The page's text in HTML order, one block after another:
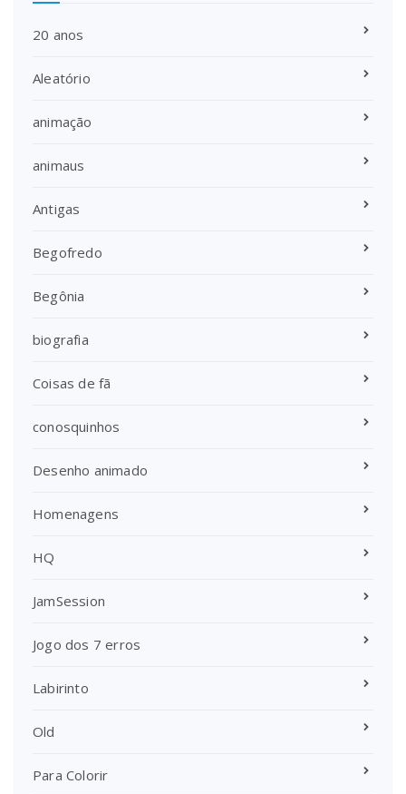
20 anos
Aleatório
animação
animaus
Antigas
Begofredo
Begônia
biografia
Coisas de fã
conosquinhos
Desenho animado
Homenagens
HQ
JamSession
Jogo dos 7 erros
Labirinto
Old
Para Colorir